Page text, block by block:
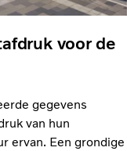
voor de
gegevens
van hun
ervan. Een grondige